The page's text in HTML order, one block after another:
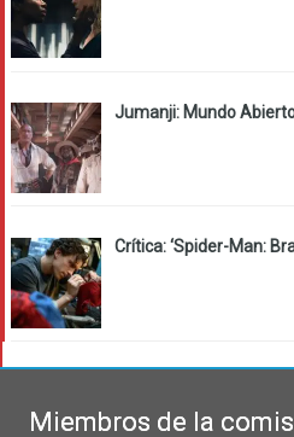
Jumanji: Mundo
Crítica: ‘Spider-Man:
Miembros de la